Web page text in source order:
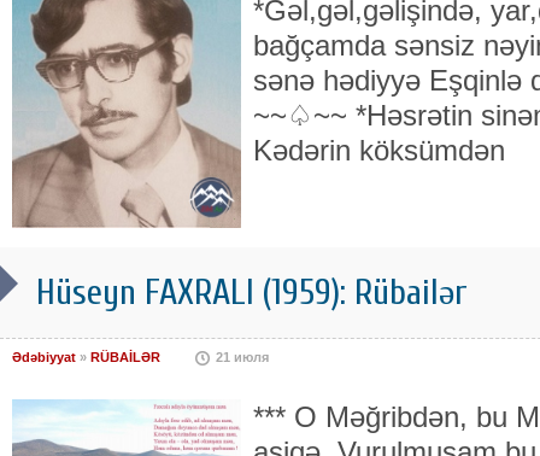
*Gəl,gəl,gəlişində,
bağçamda sənsiz
sənə hədiyyə Eşqinlə
~~♤~~ *Həsrətin
Kədərin köksümdən
Hüseyn FAXRALI (1959): Rübailər
Ədəbiyyat » RÜBAİLƏR 21 июля
*** O Məğribdən, bu